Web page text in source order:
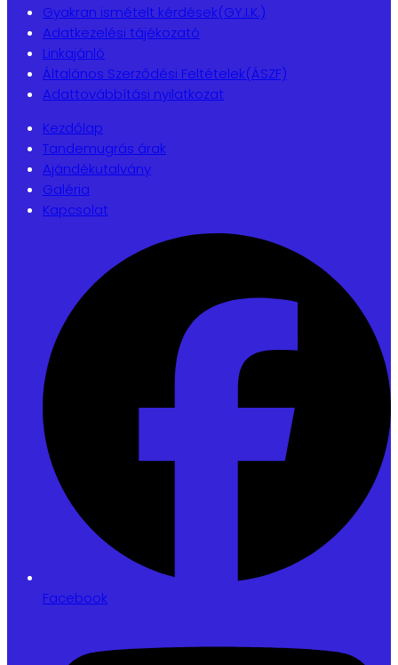
Gyakran ismételt kérdések(GY.I.K.)
Adatkezelési tájékozató
Linkajánló
Általános Szerződési Feltételek(ÁSZF)
Adattovábbítási nyilatkozat
Kezdőlap
Tandemugrás árak
Ajándékutalvány
Galéria
Kapcsolat
Facebook